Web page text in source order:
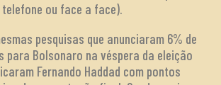
telefone ou face a face).
pesquisas que anunciaram 6% de
para Bolsonaro na véspera da eleição
Fernando Haddad com pontos